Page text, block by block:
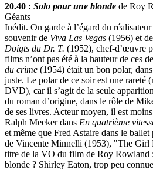
20.40 : Solo pour une blonde de Roy
Géants
Inédit. On garde à l’égard du
souvenir de Viva Las Vegas (1956) et
Doigts du Dr. T. (1952), chef-d’œuvre
films n’ont pas été à la hauteur de ces
du crime (1954) était un bon polar,
juste. Le polar de ce soir est une rareté
DVD), car il s’agit de la seule
du roman d’origine, dans le rôle de
de ses livres. Acteur moyen, il est
Ralph Meeker dans En quatrième
et même que Fred Astaire dans le ballet
de Vincente Minnelli (1953), "The Girl
titre de la VO du film de Roy Rowland :
blonde ? Shirley Eaton, trop peu